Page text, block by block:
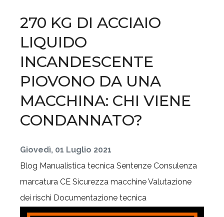
270 KG DI ACCIAIO
LIQUIDO
INCANDESCENTE
PIOVONO DA UNA
MACCHINA: CHI VIENE
CONDANNATO?
Giovedì, 01 Luglio 2021
Blog Manualistica tecnica Sentenze Consulenza
marcatura CE Sicurezza macchineValutazione
dei rischi Documentazione tecnica